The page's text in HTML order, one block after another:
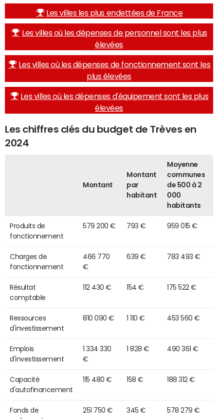
Les villes les plus endettées de France
Les villes où les dépenses de personnel sont les plus
élevées
Les villes où les dépenses de fonctionnement sont les
plus élevées
Les villes où les dépenses d'équipement sont les plus
élevées
Les chiffres clés du budget de Trèves en
2024
Montant
Montant
par
habitant
Moyenne
communes
de 500 à 2
000
habitants
Produits de
fonctionnement
579 200 € 793 € 959 015 €
Charges de
fonctionnement
466 770
€
639 € 783 493 €
Résultat
comptable
112 430 € 154 € 175 522 €
Ressources
d'investissement
810 090 € 1 110 € 453 560 €
Emplois
d'investissement
1 334 330
€
1 828 € 490 361 €
Capacité
d'autofinancement
115 480 € 158 € 188 312 €
Fonds de
251 750 € 345 € 578 279 €